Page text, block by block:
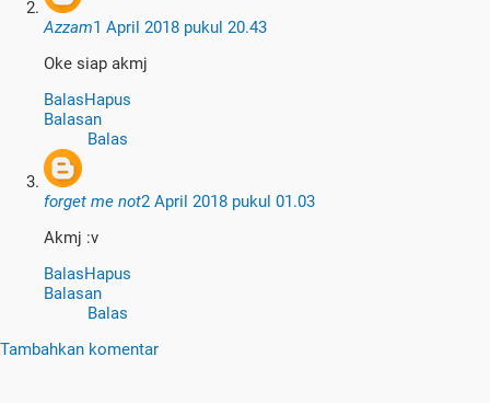
Azzam1 April 2018 pukul 20.43
Oke siap akmj
BalasHapus
Balasan
Balas
forget me not2 April 2018 pukul 01.03
Akmj :v
BalasHapus
Balasan
Balas
Tambahkan komentar